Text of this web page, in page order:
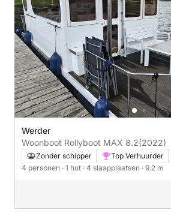
Werder
Woonboot Rollyboot MAX 8.2(2022)
Zonder schipper Top Verhuurder
4 personen · 1 hut · 4 slaapplaatsen · 9.2 m